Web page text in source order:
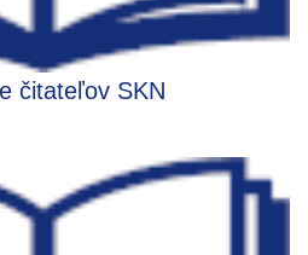
čitateľov SKN